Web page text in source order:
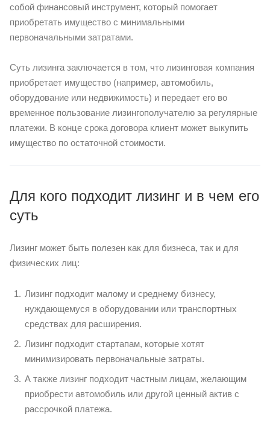
собой финансовый инструмент, который помогает
приобретать имущество с минимальными
первоначальными затратами.
Суть лизинга заключается в том, что лизинговая компания
приобретает имущество (например, автомобиль,
оборудование или недвижимость) и передает его во
временное пользование лизингополучателю за регулярные
платежи. В конце срока договора клиент может выкупить
имущество по остаточной стоимости.
Для кого подходит лизинг и в чем его
суть
Лизинг может быть полезен как для бизнеса, так и для
физических лиц:
Лизинг подходит малому и среднему бизнесу,
нуждающемуся в оборудовании или транспортных
средствах для расширения.
Лизинг подходит стартапам, которые хотят
минимизировать первоначальные затраты.
А также лизинг подходит частным лицам, желающим
приобрести автомобиль или другой ценный актив с
рассрочкой платежа.